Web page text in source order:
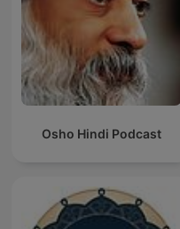
Osho Hindi Podcast